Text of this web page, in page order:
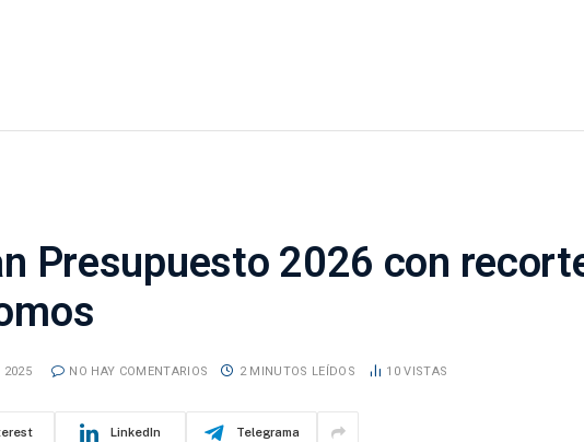
Presupuesto 2026 con
2025 NO HAY COMENTARIOS 2 MINUTOS LEÍDOS 10VISTAS
LinkedIn Telegrama